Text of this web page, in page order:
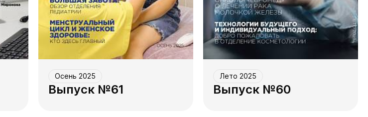
Осень 2025
Выпуск №61
Лето 2025
Выпуск №60